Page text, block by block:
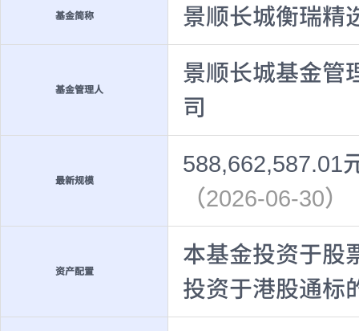
基金简称 景顺长城衡瑞精
基金管理人
景顺长城基金管
司
最新规模
588,662,587.01
（2026-06-30）
资产配置
本基金投资于股
投资于港股通标